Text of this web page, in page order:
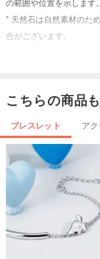
* 天然石は自然素材のた
合がございます。
ムーンストーン×ローズ
ムーンストーン×ガーネッ
ムーンストーン×ホワイ
FV2nhK
ムーンストーン×ラピス
hAx
こちらの商品
ブレスレット ア